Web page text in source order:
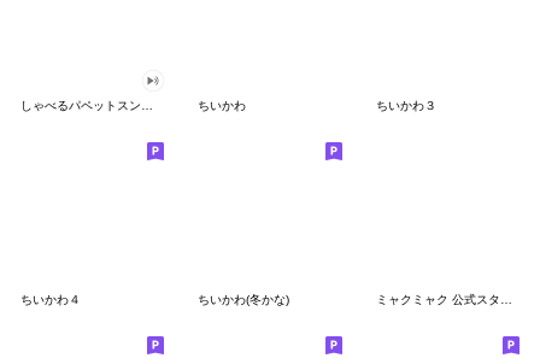
ちいかわ ちいかわ３
ちいかわ４ ちいかわ(冬かな)